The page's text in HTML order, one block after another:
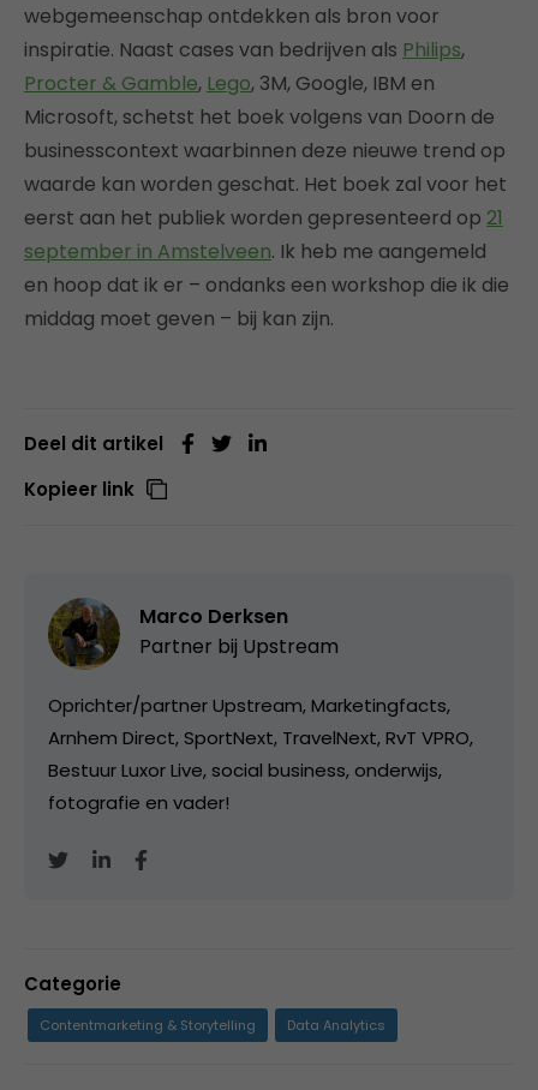
webgemeenschap ontdekken als bron voor
inspiratie. Naast cases van bedrijven als Philips,
Procter & Gamble, Lego, 3M, Google, IBM en
Microsoft, schetst het boek volgens van Doorn de
businesscontext waarbinnen deze nieuwe trend op
waarde kan worden geschat. Het boek zal voor het
eerst aan het publiek worden gepresenteerd op 21
september in Amstelveen. Ik heb me aangemeld
en hoop dat ik er – ondanks een workshop die ik die
middag moet geven – bij kan zijn.
Deel dit artikel
Kopieer link
Marco Derksen
Partner bij Upstream
Oprichter/partner Upstream, Marketingfacts,
Arnhem Direct, SportNext, TravelNext, RvT VPRO,
Bestuur Luxor Live, social business, onderwijs,
fotografie en vader!
Categorie
Contentmarketing & Storytelling Data Analytics